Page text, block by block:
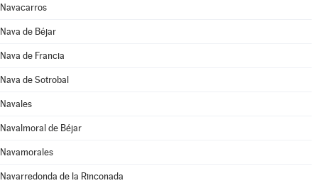
Navacarros
Nava de Béjar
Nava de Francia
Nava de Sotrobal
Navales
Navalmoral de Béjar
Navamorales
Navarredonda de la Rinconada